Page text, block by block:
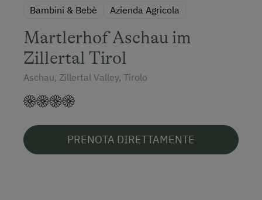
Bambini & Bebè Azienda Agricola
Martlerhof Aschau im
Zillertal Tirol
Aschau, Zillertal Valley, Tirolo
PRENOTA DIRETTAMENTE